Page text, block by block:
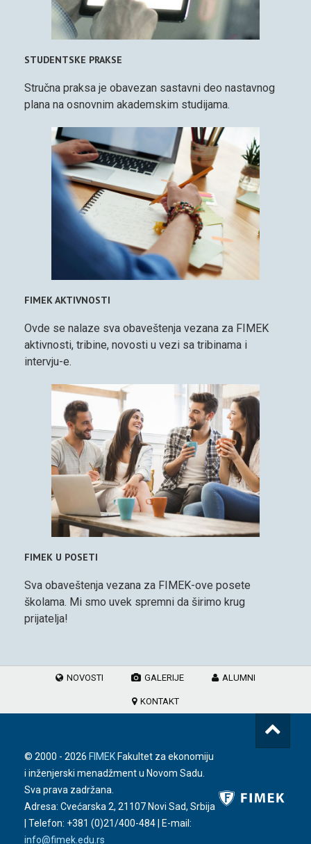
STUDENTSKE PRAKSE
Stručna praksa je obavezan sastavni deo nastavnog
plana na osnovnim akademskim studijama.
FIMEK AKTIVNOSTI
Ovde se nalaze sva obaveštenja vezana za FIMEK
aktivnosti, tribine, novosti u vezi sa tribinama i
intervju-e.
FIMEK U POSETI
Sva obaveštenja vezana za FIMEK-ove posete
školama. Mi smo uvek spremni da širimo krug
prijatelja!
NOVOSTI GALERIJE ALUMNI
KONTAKT
© 2000 - 2026 FIMEK Fakultet za ekonomiju
i inženjerski menadžment u Novom Sadu.
Sva prava zadržana.
Adresa: Cvećarska 2, 21107 Novi Sad, Srbija
| Telefon: +381 (0)21/400-484 | E-mail:
info@fimek.edu.rs